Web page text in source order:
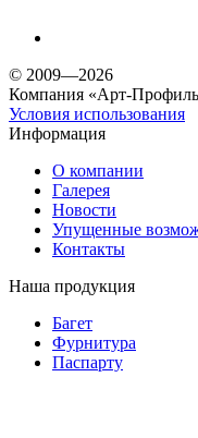
© 2009—2026
Компания «Арт-
Условия использования
Информация
О компании
Галерея
Новости
Упущенные
Контакты
Наша продукция
Багет
Фурнитура
Паспарту